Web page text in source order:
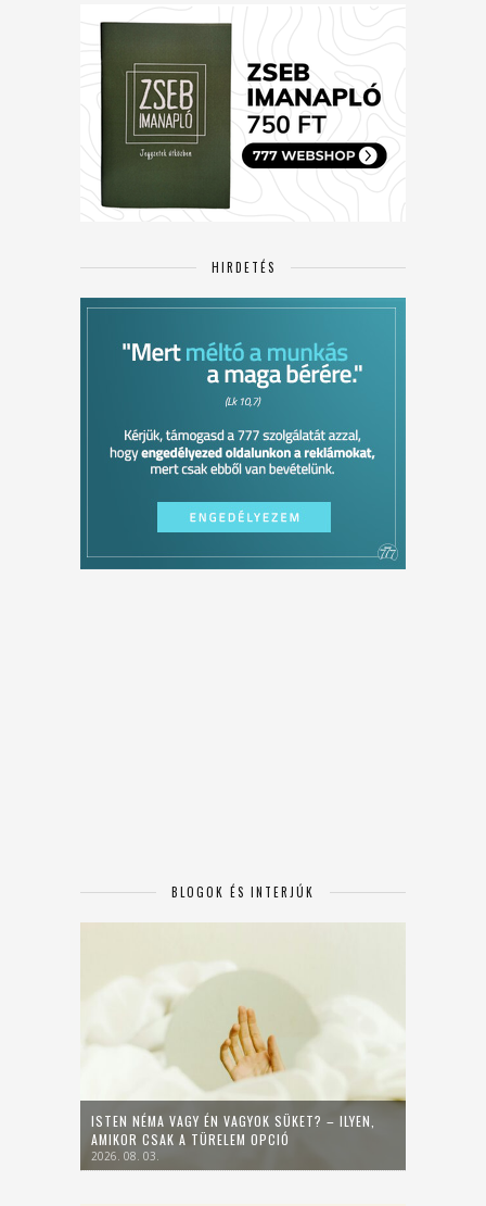
HIRDETÉS
BLOGOK ÉS INTERJÚK
ISTEN NÉMA VAGY ÉN VAGYOK SÜKET? – ILYEN,
AMIKOR CSAK A TÜRELEM OPCIÓ
2026. 08. 03.